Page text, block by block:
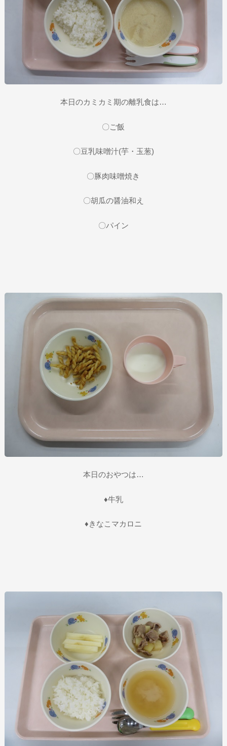
本日のカミカミ期の離乳食は…
〇ご飯
〇豆乳味噌汁(芋・玉葱)
〇豚肉味噌焼き
〇胡瓜の醤油和え
〇パイン
本日のおやつは…
♦牛乳
♦きなこマカロニ